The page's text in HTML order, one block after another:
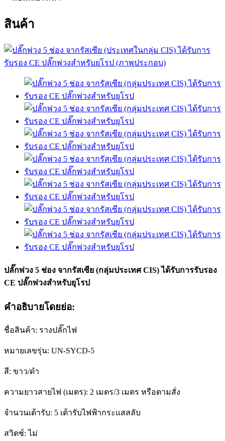
สินค้า
ปลั๊กพ่วง 5 ช่อง จากรัสเซีย (กลุ่มประเทศ CIS) ได้รับการรับรอง
CE ปลั๊กพ่วงสำหรับยุโรป
คำอธิบายโดยย่อ:
ชื่อสินค้า: รางปลั๊กไฟ
หมายเลขรุ่น: UN-SYCD-5
สี: ขาว/ดำ
ความยาวสายไฟ (เมตร): 2 เมตร/3 เมตร หรือตามสั่ง
จำนวนเต้ารับ: 5 เต้ารับไฟฟ้ากระแสสลับ
สวิตช์: ไม่